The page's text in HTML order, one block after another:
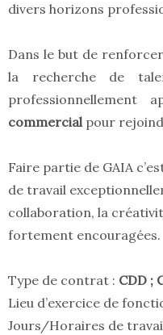
divers horizons
Dans le but de
la recherche de
commercialpour
Faire partie de GAIA
de travail
collaboration, la
fortement encouragées.
Type de contrat : CDD ;
Lieu d’exercice de
Jours/Horaires de